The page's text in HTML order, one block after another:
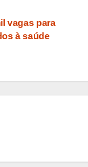
vagas para
à saúde